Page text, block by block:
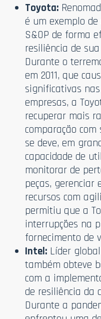
Toyota:
é um exemplo
S&OP de forma
resiliência de
Durante o
em 2011, que
significativas
empresas, a
recuperar mais
comparação com
se deve, em
capacidade de
monitorar de
peças, gerenciar
recursos com
permitiu que a
interrupções na
fornecimento de
Intel: Líder
também obteve
com a
de resiliência da
Durante a